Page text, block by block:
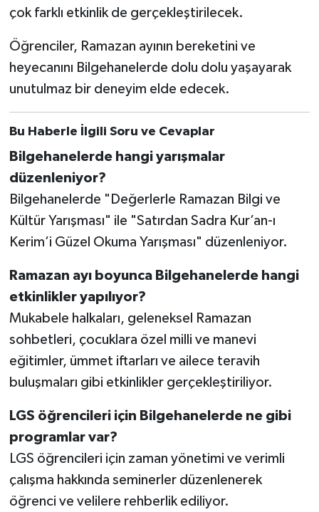
çok farklı etkinlik de gerçekleştirilecek.
Öğrenciler, Ramazan ayının bereketini ve
heyecanını Bilgehanelerde dolu dolu yaşayarak
unutulmaz bir deneyim elde edecek.
Bu Haberle İlgili Soru ve Cevaplar
Bilgehanelerde hangi yarışmalar
düzenleniyor?
Bilgehanelerde "Değerlerle Ramazan Bilgi ve
Kültür Yarışması" ile "Satırdan Sadra Kur’an-ı
Kerim’i Güzel Okuma Yarışması" düzenleniyor.
Ramazan ayı boyunca Bilgehanelerde hangi
etkinlikler yapılıyor?
Mukabele halkaları, geleneksel Ramazan
sohbetleri, çocuklara özel milli ve manevi
eğitimler, ümmet iftarları ve ailece teravih
buluşmaları gibi etkinlikler gerçekleştiriliyor.
LGS öğrencileri için Bilgehanelerde ne gibi
programlar var?
LGS öğrencileri için zaman yönetimi ve verimli
çalışma hakkında seminerler düzenlenerek
öğrenci ve velilere rehberlik ediliyor.